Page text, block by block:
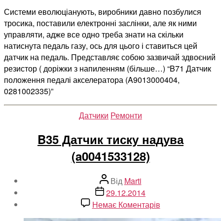
Системи еволюціанують, виробники давно позбулися
тросика, поставили електронні заслінки, але як ними
управляти, адже все одно треба знати на скільки
натиснута педаль газу, ось для цього і ставиться цей
датчик на педаль. Представляє собою зазвичай здвоєний
резистор ( доріжки з напиленням (більше…) “B71 Датчик
положення педалі акселератора (A9013000404,
0281002335)”
Категорії
Датчики Ремонти
B35 Датчик тиску надува
(a0041533128)
Автор
запису
Від Marti
Дата
запису
29.12.2014
Немає Коментарівдо